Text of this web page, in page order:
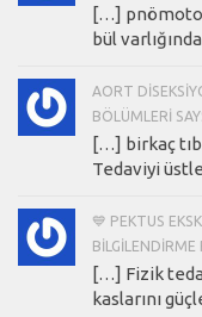
[…]
bül
AORT
BÖLÜMLERI
[…] birkaç
Tedaviyi
💙 PEKTUS
[…] Fizik
kaslarını